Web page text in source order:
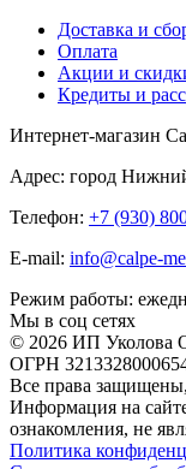
Доставка и
Оплата
Акции и
Кредиты и
Интернет-магазин
Адрес: город
Телефон: +7 (930)
E-mail: info@calpe-
Режим работы:
Мы в соц сетях
© 2026 ИП Уколова
ОГРН
Все права
Информация на
ознакомления, не
Политика